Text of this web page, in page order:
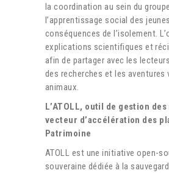
la coordination au sein du
l’apprentissage social des
conséquences de l’isolement.
explications scientifiques et
afin de partager avec les
des recherches et les aventures
animaux.
L’ATOLL, outil de gestion
vecteur d’accélération des
Patrimoine
ATOLL est une initiative open-
souveraine dédiée à la